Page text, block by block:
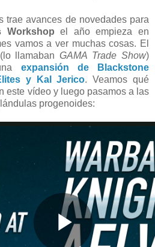
trae avances de novedades para
Workshop el año empieza en
vamos a ver muchas cosas. El
llamabanGAMA Trade Show)
expansión de Blackstone
y Kal Jerico. Veamos qué
este vídeo y luego pasamos a las
progenoides: